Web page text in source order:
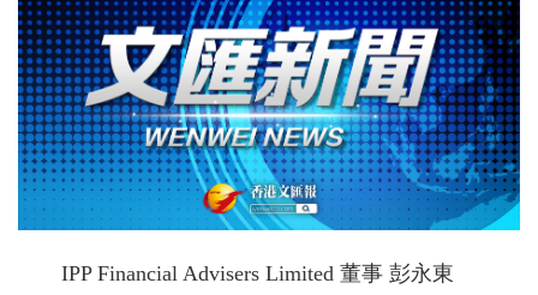
IPP Financial Advisers Limited 董事 彭永東